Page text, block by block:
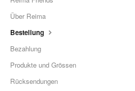
Über Reima
Bestellung
Bezahlung
Produkte und Grössen
Rücksendungen